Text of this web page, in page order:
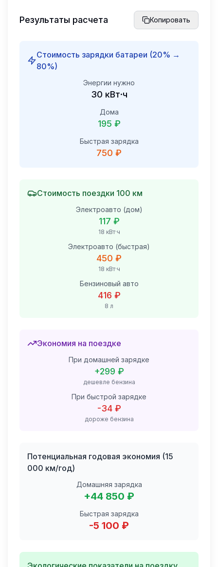
Результаты расчета Копировать
Стоимость зарядки батареи (20% →
80%)
Энергии нужно
30 кВт·ч
Дома
195 ₽
Быстрая зарядка
750 ₽
Стоимость поездки 100 км
Электроавто (дом)
117 ₽
18 кВт·ч
Электроавто (быстрая)
450 ₽
18 кВт·ч
Бензиновый авто
416 ₽
8 л
Экономия на поездке
При домашней зарядке
+299 ₽
дешевле бензина
При быстрой зарядке
-34 ₽
дороже бензина
Потенциальная годовая экономия (15
000 км/год)
Домашняя зарядка
+44 850 ₽
Быстрая зарядка
-5 100 ₽